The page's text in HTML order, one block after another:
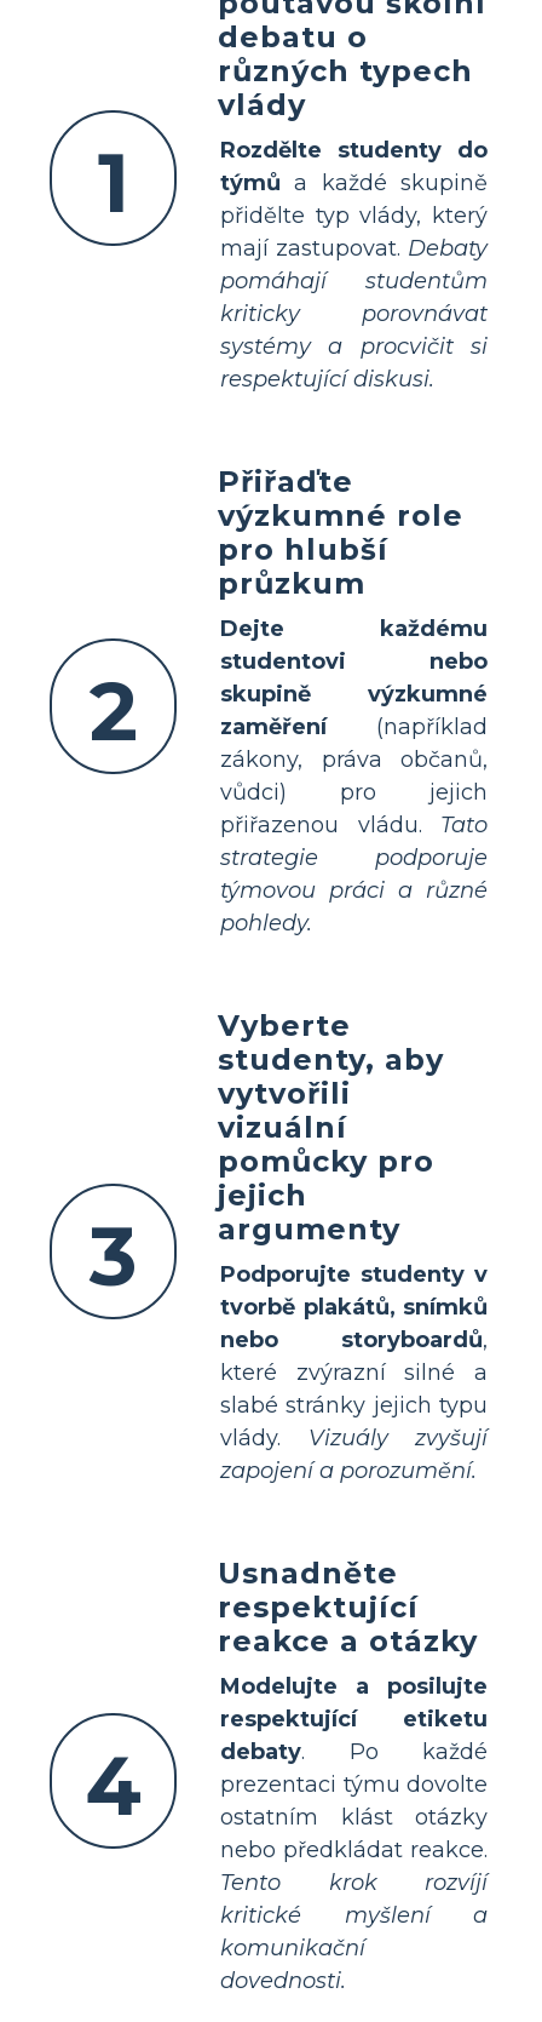
1
debatu o
různých typech
vlády
Rozdělte studenty do
týmů a každé skupině
přidělte typ vlády, který
mají zastupovat. Debaty
pomáhají studentům
kriticky porovnávat
systémy a procvičit si
respektující diskusi.
2
Přiřaďte
výzkumné role
pro hlubší
průzkum
Dejte každému
studentovi nebo
skupině výzkumné
zaměření(například
zákony, práva občanů,
vůdci) pro jejich
přiřazenou vládu. Tato
strategie podporuje
týmovou práci a různé
pohledy.
3
Vyberte
studenty, aby
vytvořili
vizuální
pomůcky pro
jejich
argumenty
Podporujte studenty v
tvorbě plakátů, snímků
nebo storyboardů,
které zvýrazní silné a
slabé stránky jejich typu
vlády. Vizuály zvyšují
zapojení a porozumění.
4
Usnadněte
respektující
reakce a otázky
Modelujte a posilujte
respektující etiketu
debaty. Po každé
prezentaci týmu dovolte
ostatním klást otázky
nebo předkládat reakce.
Tento krok rozvíjí
kritické myšlení a
komunikační
dovednosti.